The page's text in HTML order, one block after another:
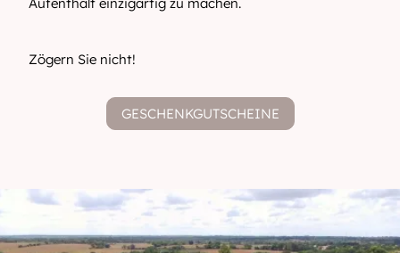
Zögern Sie nicht!
GESCHENKGUTSCHEINE